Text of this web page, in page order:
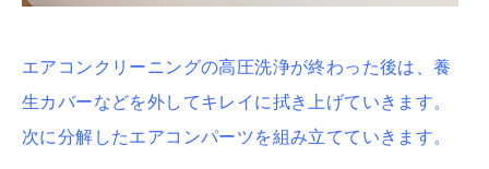
エアコンクリーニングの高圧洗浄が終わった後は、養
生カバーなどを外してキレイに拭き上げていきます。
次に分解したエアコンパーツを組み立てていきます。